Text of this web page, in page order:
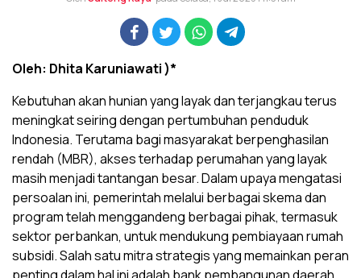
Oleh: Dhita Karuniawati )*
Kebutuhan akan hunian yang layak dan terjangkau terus
meningkat seiring dengan pertumbuhan penduduk
Indonesia. Terutama bagi masyarakat berpenghasilan
rendah (MBR), akses terhadap perumahan yang layak
masih menjadi tantangan besar. Dalam upaya mengatasi
persoalan ini, pemerintah melalui berbagai skema dan
program telah menggandeng berbagai pihak, termasuk
sektor perbankan, untuk mendukung pembiayaan rumah
subsidi. Salah satu mitra strategis yang memainkan peran